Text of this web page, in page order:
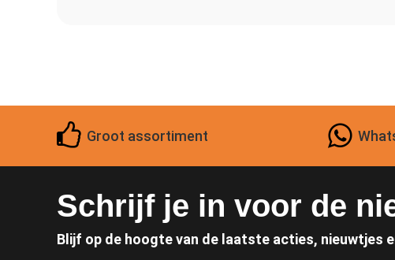
Groot assortiment
Schrijf je in voor de
Blijf op de hoogte van de laatste acties, nieuwtjes